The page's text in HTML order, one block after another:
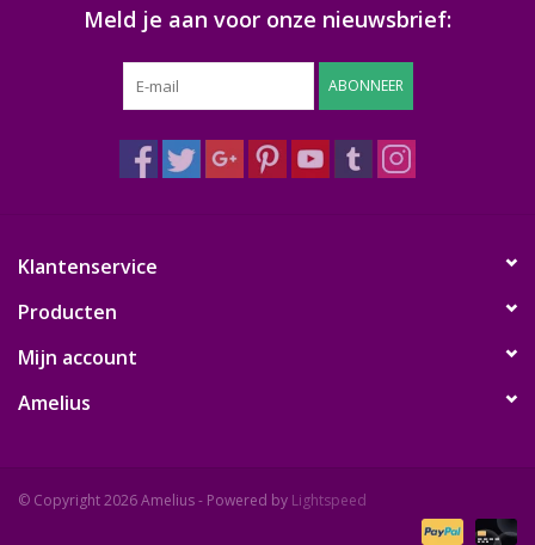
Meld je aan voor onze nieuwsbrief:
ABONNEER
Klantenservice
Producten
Mijn account
Amelius
© Copyright 2026 Amelius - Powered by Lightspeed